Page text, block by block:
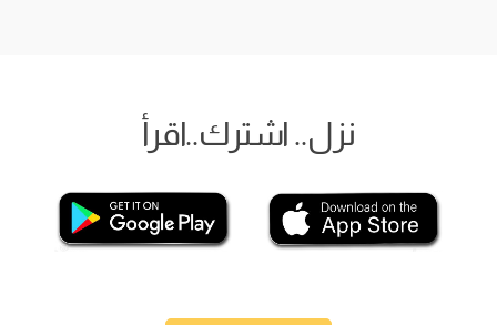
نزل.. اشترك..اقرأ